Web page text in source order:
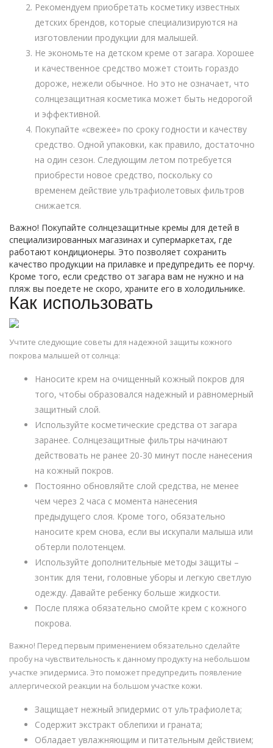
Рекомендуем приобретать косметику известных
детских брендов, которые специализируются на
изготовлении продукции для малышей.
Не экономьте на детском креме от загара. Хорошее
и качественное средство может стоить гораздо
дороже, нежели обычное. Но это не означает, что
солнцезащитная косметика может быть недорогой
и эффективной.
Покупайте «свежее» по сроку годности и качеству
средство. Одной упаковки, как правило, достаточно
на один сезон. Следующим летом потребуется
приобрести новое средство, поскольку со
временем действие ультрафиолетовых фильтров
снижается.
Важно! Покупайте солнцезащитные кремы для детей в
специализированных магазинах и супермаркетах, где
работают кондиционеры. Это позволяет сохранить
качество продукции на прилавке и предупредить ее порчу.
Кроме того, если средство от загара вам не нужно и на
пляж вы поедете не скоро, храните его в холодильнике.
Как использовать
Учтите следующие советы для надежной защиты кожного
покрова малышей от солнца:
Наносите крем на очищенный кожный покров для
того, чтобы образовался надежный и равномерный
защитный слой.
Используйте косметические средства от загара
заранее. Солнцезащитные фильтры начинают
действовать не ранее 20-30 минут после нанесения
на кожный покров.
Постоянно обновляйте слой средства, не менее
чем через 2 часа с момента нанесения
предыдущего слоя. Кроме того, обязательно
наносите крем снова, если вы искупали малыша или
обтерли полотенцем.
Используйте дополнительные методы защиты –
зонтик для тени, головные уборы и легкую светлую
одежду. Давайте ребенку больше жидкости.
После пляжа обязательно смойте крем с кожного
покрова.
Важно! Перед первым применением обязательно сделайте
пробу на чувствительность к данному продукту на небольшом
участке эпидермиса. Это поможет предупредить появление
аллергической реакции на большом участке кожи.
Защищает нежный эпидермис от ультрафиолета;
Содержит экстракт облепихи и граната;
Обладает увлажняющим и питательным действием;